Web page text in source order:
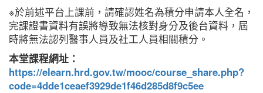
※於前述平台上課前，請確認姓名為積分申請本人全名，
完課證書資料有誤將導致無法核對身分及後台資料，屆
時將無法認列醫事人員及社工人員相關積分。
本堂課程網址：
https://elearn.hrd.gov.tw/mooc/course_share.php?
code=4dde1ceaef3929de1f46d285d8f9c5ee